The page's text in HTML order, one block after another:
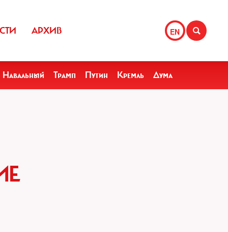
EN
АРХИВ
Навальный Трамп Путин Кремль Дума